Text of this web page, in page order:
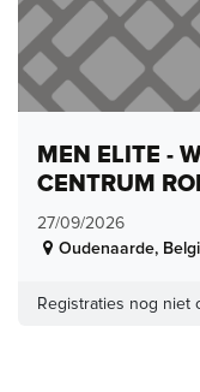
MEN ELITE -
CENTRUM
27/09/2026
Oudenaarde,
Registraties nog niet